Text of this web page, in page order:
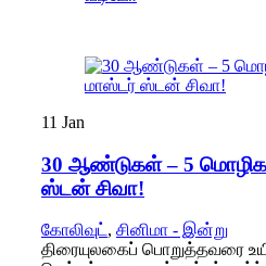
11 Jan
30 ஆண்டுகள் – 5
ஸ்டன் சிவா!
கோலிவுட், சினிமா - இன்று
திரையுலகைப் பொறுத்தவரை